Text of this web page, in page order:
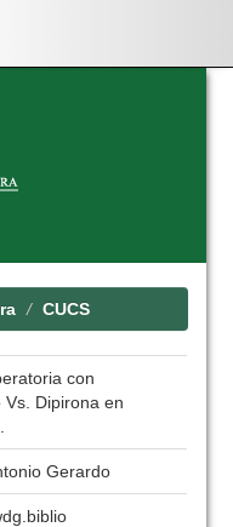
CUCS
con
Dipirona en
Gerardo